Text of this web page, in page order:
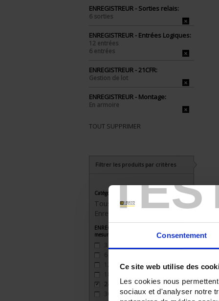
Consentement
Ce site web utilise des
Les cookies nous
sociaux et d'analyser notre
ENREGISTREUR - Sorties relais:
6 sorties
ENREGISTREUR - Entrées Logiques:
12 entrées
6 entrées
ENREGISTREUR - 21CFR:
Gestion de lot
ENREGISTREUR - Montage:
En armoire
TOUT SUPPRIMER
Filtrer les produits par critères
Catégorie
Tous les produits
Enregistreurs sans papier
ENREGISTREUR - Nombre de voies de
mesure
3
6
12
18
24
30